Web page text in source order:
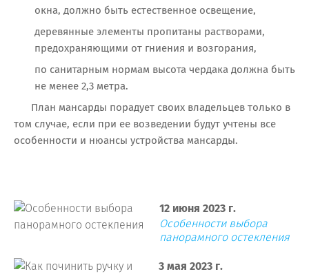
12 июня 2023 г.
Особенности выбора
панорамного остекления
3 мая 2023 г.
окна, должно быть естественное освещение,
деревянные элементы пропитаны растворами,
предохраняющими от гниения и возгорания,
по санитарным нормам высота чердака должна быть
не менее 2,3 метра.
План мансарды порадует своих владельцев только в
том случае, если при ее возведении будут учтены все
особенности и нюансы устройства мансарды.